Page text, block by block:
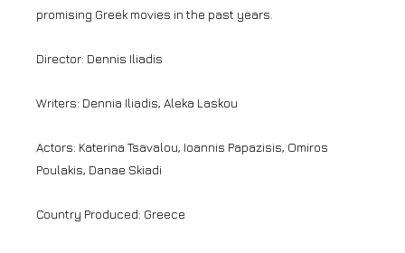
promising Greek movies in the past years.
Director: Dennis Iliadis
Writers: Dennia Iliadis, Aleka Laskou
Actors: Katerina Tsavalou, Ioannis Papazisis, Omiros
Poulakis, Danae Skiadi
Country Produced: Greece